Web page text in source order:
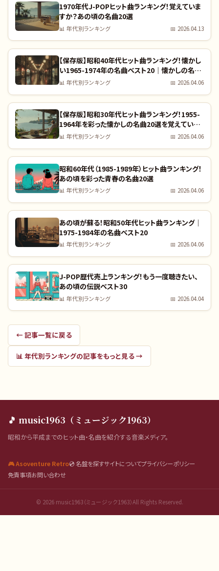
1970年代J-POPヒット曲ランキング！覚えていま
すか？あの頃の名曲20選
📊 年代別ランキング 📅 2026.04.13
【保存版】昭和40年代ヒット曲ランキング！懐かし
い1965-1974年の名曲ベスト20｜懐かしの名曲
完全リスト
📊 年代別ランキング 📅 2026.04.06
【保存版】昭和30年代ヒット曲ランキング！1955-
1964年を彩った懐かしの名曲20選を覚えていま
すか？｜全曲リスト付き
📊 年代別ランキング 📅 2026.04.06
昭和60年代（1985-1989年）ヒット曲ランキング！
あの頃を彩った青春の名曲20選
📊 年代別ランキング 📅 2026.04.06
あの頃が蘇る！昭和50年代ヒット曲ランキング｜
1975-1984年の名曲ベスト20
📊 年代別ランキング 📅 2026.04.06
J-POP歴代売上ランキング！もう一度聴きたい、
あの頃の伝説ベスト30
📊 年代別ランキング 📅 2026.04.04
← 記事一覧に戻る
📊 年代別ランキングの記事をもっと見る →
🎵 music1963（ミュージック1963）
昭和から平成までのヒット曲・名曲を紹介する音楽メディア。
🎮 Asoventure Retro💿 名盤を探すサイトについてプライバシーポリシー
免責事項お問い合わせ
© 2026music1963（ミュージック1963）All Rights Reserved.